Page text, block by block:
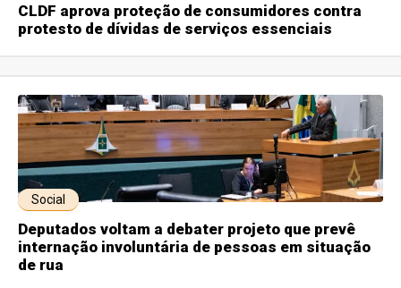
CLDF aprova proteção de consumidores contra
protesto de dívidas de serviços essenciais
Social
Deputados voltam a debater projeto que prevê
internação involuntária de pessoas em situação
de rua